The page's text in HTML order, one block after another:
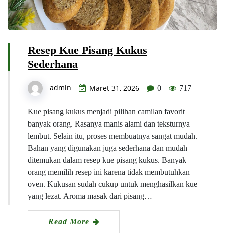
Resep Kue Pisang Kukus
Sederhana
admin Maret 31, 2026 0 717
Kue pisang kukus menjadi pilihan camilan favorit
banyak orang. Rasanya manis alami dan teksturnya
lembut. Selain itu, proses membuatnya sangat mudah.
Bahan yang digunakan juga sederhana dan mudah
ditemukan dalam resep kue pisang kukus. Banyak
orang memilih resep ini karena tidak membutuhkan
oven. Kukusan sudah cukup untuk menghasilkan kue
yang lezat. Aroma masak dari pisang…
Read More